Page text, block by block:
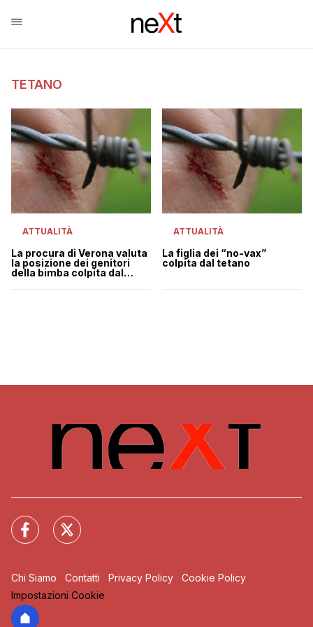
TETANO
ATTUALITÀ
La procura di Verona valuta
la posizione dei genitori
della bimba colpita dal
ATTUALITÀ
La figlia dei “no-vax”
colpita dal tetano
Chi Siamo Contatti Privacy Policy
Cookie Policy
Impostazioni Cookie